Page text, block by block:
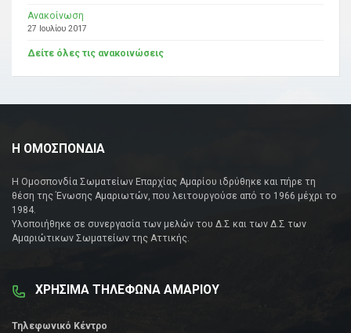
Ανακοίνωση
27 Ιουλίου 2017
Δείτε όλες τις ανακοινώσεις
Η ΟΜΟΣΠΟΝΔΙΑ
Η Ομοσπονδία Σωματείων Επαρχίας Αμαρίου ιδρύθηκε και πήρε τη
θέση της Ένωσης Αμαριωτών, που λειτουργούσε από το 1966 μέχρι το
1984.
Υλοποιήθηκε σε συνεργασία των μελών του Δ.Σ και των Δ.Σ των
Αμαριώτικων Σωματείων της Αττικής.
ΧΡΗΣΙΜΑ ΤΗΛΕΦΩΝΑ ΑΜΑΡΙΟΥ
Τηλεφωνικό Κέντρο